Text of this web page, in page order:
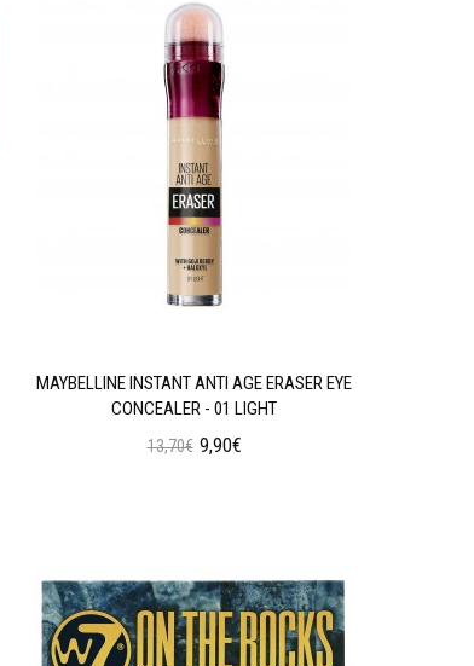
MAYBELLINE INSTANT ANTI AGE ERASER EYE
CONCEALER - 01 LIGHT
13,70€ 9,90€